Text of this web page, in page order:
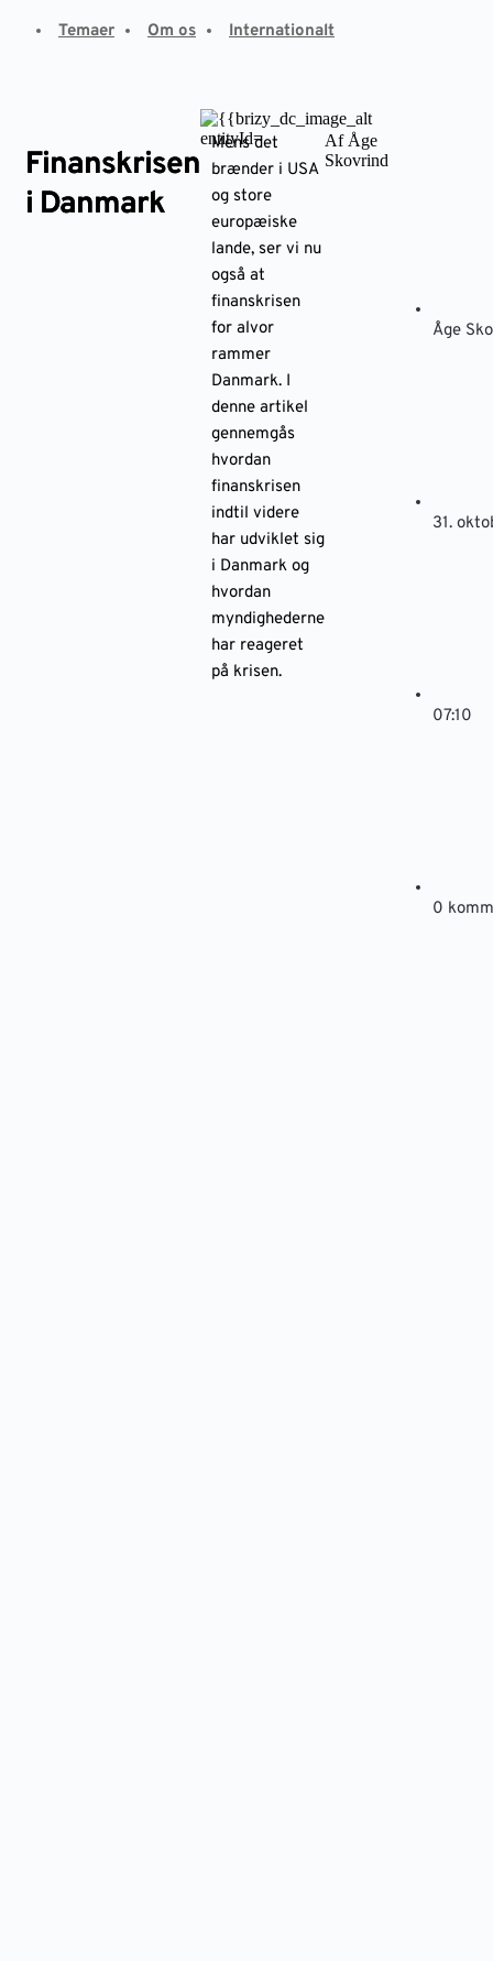
Temaer Om os Internationalt
Finanskrisen
i Danmark
Mens det
brænder i USA
og store
europæiske
lande, ser vi nu
også at
finanskrisen
for alvor
rammer
Danmark. I
denne artikel
gennemgås
hvordan
finanskrisen
indtil videre
har udviklet sig
i Danmark og
hvordan
myndighederne
har reageret
på krisen.
Af Åge
Skovrind
Åge
31.
07:10
0